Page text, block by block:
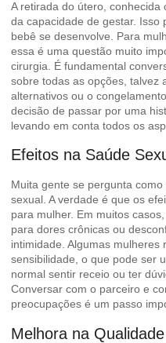
A retirada do útero, conhecida
da capacidade de gestar.
bebê se desenvolve. Para
essa é uma questão muito
cirurgia. É fundamental
sobre todas as opções, talvez
alternativos ou o
decisão de passar por uma
levando em conta todos os
Efeitos na Saúde
Muita gente se pergunta
sexual. A verdade é que os
para mulher. Em muitos
para dores crônicas ou
intimidade. Algumas
sensibilidade, o que pode ser
normal sentir receio ou ter
Conversar com o parceiro e
preocupações é um passo
Melhora na